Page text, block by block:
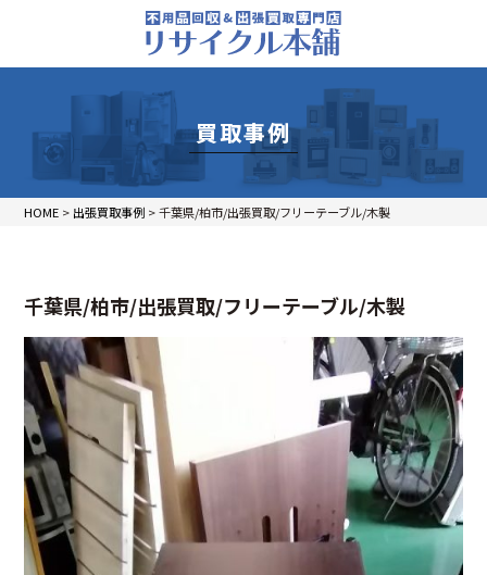
買取事例
HOME > 出張買取事例 >千葉県/柏市/出張買取/フリーテーブル/木製
千葉県/柏市/出張買取/フリーテーブル/木製